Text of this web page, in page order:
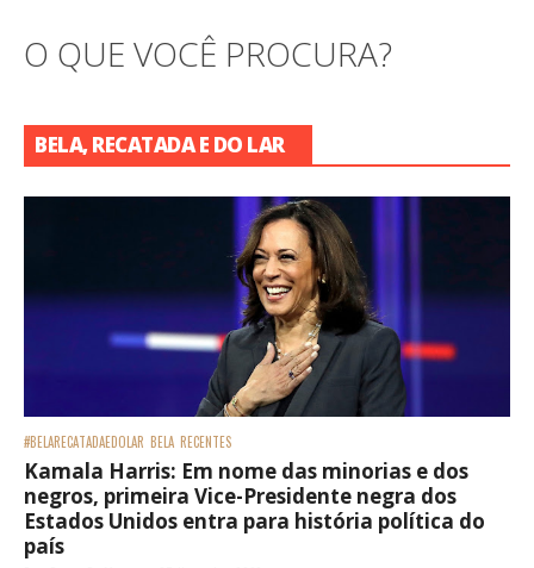
O QUE VOCÊ PROCURA?
BELA, RECATADA E DO LAR
#BELARECATADAEDOLAR BELA RECENTES
Kamala Harris: Em nome das minorias e dos
negros, primeira Vice-Presidente negra dos
Estados Unidos entra para história política do
país